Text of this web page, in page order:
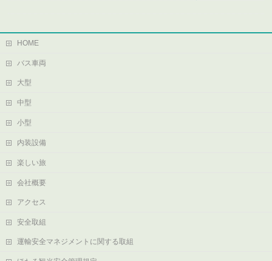
HOME
バス車両
大型
中型
小型
内装設備
楽しい旅
会社概要
アクセス
安全取組
運輸安全マネジメントに関する取組